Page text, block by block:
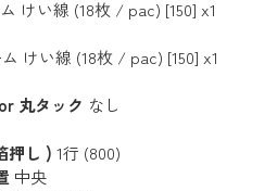
けい線 (18枚 / pac) [150] x1
けい線 (18枚 / pac) [150] x1
丸タック なし
押し ) 1行 (800)
中央